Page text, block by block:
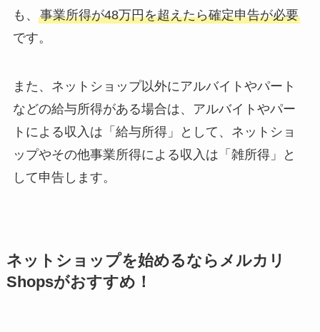
も、 事業所得が48万円を超えたら確定申告が必要
です。
また、ネットショップ以外にアルバイトやパート
などの給与所得がある場合は、アルバイトやパー
トによる収入は「給与所得」として、ネットショ
ップやその他事業所得による収入は「雑所得」と
して申告します。
ネットショップを始めるならメルカリ
Shopsがおすすめ！